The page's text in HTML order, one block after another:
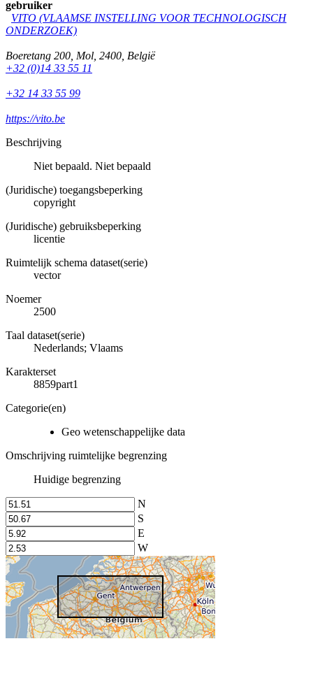
gebruiker
VITO (VLAAMSE INSTELLING VOOR TECHNOLOGISCH
ONDERZOEK)
Boeretang 200 Mol 2400 België
+32 (0)14 33 55 11
+32 14 33 55 99
https://vito.be
Beschrijving
Niet bepaald. Niet bepaald
(Juridische) toegangsbeperking
copyright
(Juridische) gebruiksbeperking
licentie
Ruimtelijk schema dataset(serie)
vector
Noemer
2500
Taal dataset(serie)
Nederlands; Vlaams
Karakterset
8859part1
Categorie(en)
Geo wetenschappelijke data
Omschrijving ruimtelijke begrenzing
Huidige begrenzing
N
S
E
W